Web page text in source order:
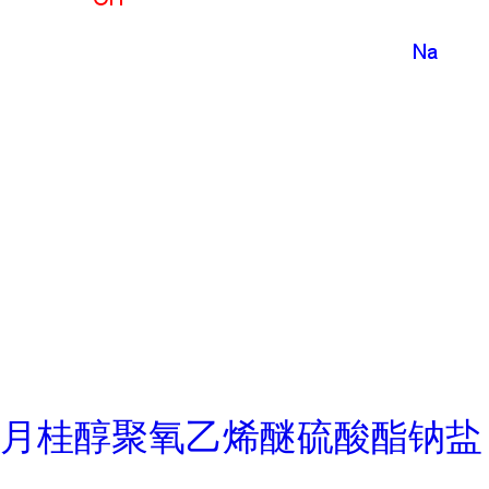
月桂醇聚氧乙烯醚硫酸酯钠盐